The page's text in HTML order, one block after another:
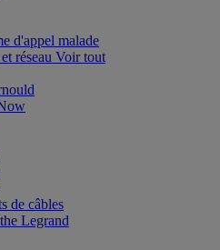
d'appel malade
réseau Voir tout
de câbles
Legrand